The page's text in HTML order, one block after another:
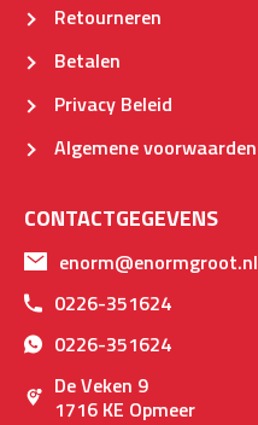
Retourneren
Betalen
Privacy Beleid
Algemene voorwaarden
CONTACTGEGEVENS
enorm@enormgroot.nl
0226-351624
0226-351624
De Veken 9
1716 KE Opmeer